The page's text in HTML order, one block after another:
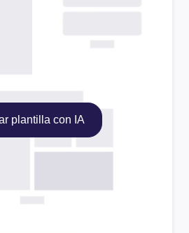
plantilla con IA